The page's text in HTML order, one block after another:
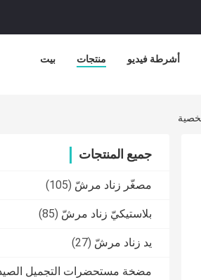
بيت منتجات أشرطة فيديو
جميع المنتجات
مصغّر زناد مرشّ (105)
بلاستيكيّ زناد مرشّ (85)
يد زناد مرشّ (27)
مضخة مستحضرات التجميل